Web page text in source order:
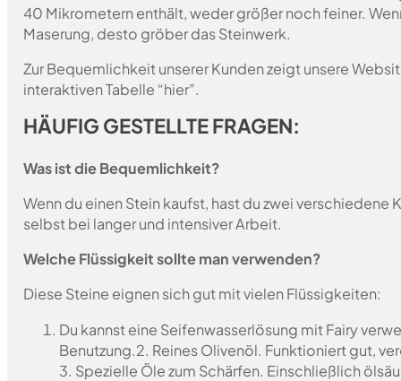
40 Mikrometern enthält, weder größer noch feiner.
Maserung, desto gröber das Steinwerk.
Zur Bequemlichkeit unserer Kunden zeigt unsere
interaktiven Tabelle “hier”.
HÄUFIG GESTELLTE FRAGEN:
Was ist die Bequemlichkeit?
Wenn du einen Stein kaufst, hast du zwei
selbst bei langer und intensiver Arbeit.
Welche Flüssigkeit sollte man verwenden?
Diese Steine eignen sich gut mit vielen Flüssigkeiten:
Du kannst eine Seifenwasserlösung mit Fairy
Benutzung.2. Reines Olivenöl. Funktioniert gut,
3. Spezielle Öle zum Schärfen. Einschließlich